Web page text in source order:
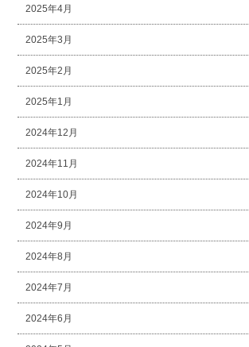
2025年4月
2025年3月
2025年2月
2025年1月
2024年12月
2024年11月
2024年10月
2024年9月
2024年8月
2024年7月
2024年6月